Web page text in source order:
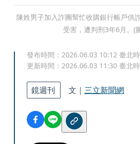
陳姓男子加入詐團幫忙收購銀行帳戶供
受害，遭判刑3年6月。(
發布時間： 2026.06.03 10:12 臺北
更新時間： 2026.06.03 11:30 臺北
鏡週刊 文｜ 三立新聞網